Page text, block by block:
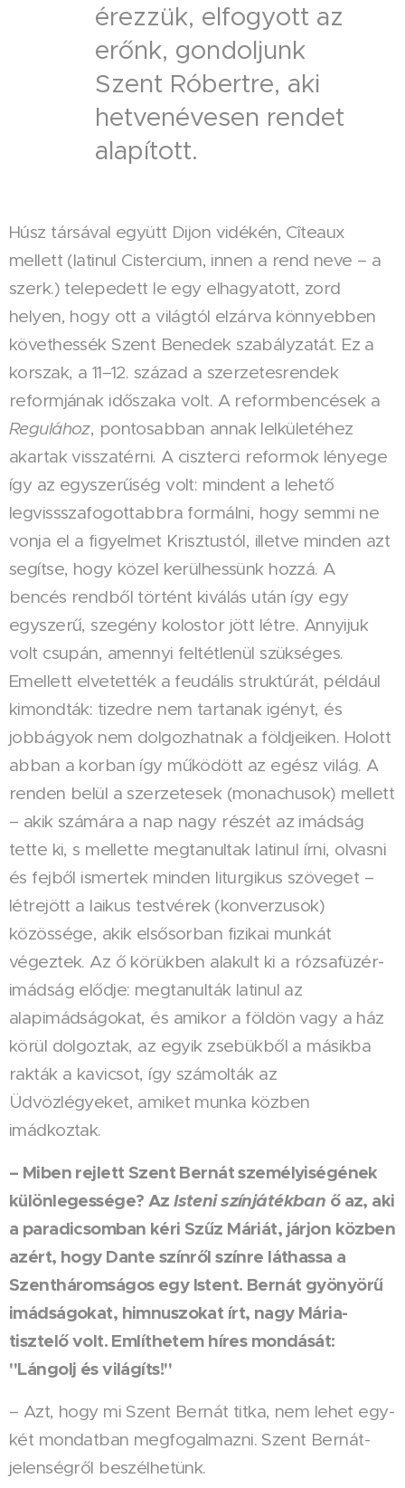
érezzük, elfogyott az
erőnk, gondoljunk
Szent Róbertre, aki
hetvenévesen rendet
alapított.
Húsz társával együtt Dijon vidékén, Cîteaux
mellett (latinul Cistercium, innen a rend neve – a
szerk.) telepedett le egy elhagyatott, zord
helyen, hogy ott a világtól elzárva könnyebben
követhessék Szent Benedek szabályzatát. Ez a
korszak, a 11–12. század a szerzetesrendek
reformjának időszaka volt. A reformbencések a
Regulához, pontosabban annak lelkületéhez
akartak visszatérni. A ciszterci reformok lényege
így az egyszerűség volt: mindent a lehető
legvissszafogottabbra formálni, hogy semmi ne
vonja el a figyelmet Krisztustól, illetve minden azt
segítse, hogy közel kerülhessünk hozzá. A
bencés rendből történt kiválás után így egy
egyszerű, szegény kolostor jött létre. Annyijuk
volt csupán, amennyi feltétlenül szükséges.
Emellett elvetették a feudális struktúrát, például
kimondták: tizedre nem tartanak igényt, és
jobbágyok nem dolgozhatnak a földjeiken. Holott
abban a korban így működött az egész világ. A
renden belül a szerzetesek (monachusok) mellett
– akik számára a nap nagy részét az imádság
tette ki, s mellette megtanultak latinul írni, olvasni
és fejből ismertek minden liturgikus szöveget –
létrejött a laikus testvérek (konverzusok)
közössége, akik elsősorban fizikai munkát
végeztek. Az ő körükben alakult ki a rózsafüzér-
imádság elődje: megtanulták latinul az
alapimádságokat, és amikor a földön vagy a ház
körül dolgoztak, az egyik zsebükből a másikba
rakták a kavicsot, így számolták az
Üdvözlégyeket, amiket munka közben
imádkoztak.
– Miben rejlett Szent Bernát személyiségének
különlegessége? AzIsteni színjátékban ő az, aki
a paradicsomban kéri Szűz Máriát, járjon közben
azért, hogy Dante színről színre láthassa a
Szentháromságos egy Istent. Bernát gyönyörű
imádságokat, himnuszokat írt, nagy Mária-
tisztelő volt. Említhetem híres mondását:
"Lángolj és világíts!"
– Azt, hogy mi Szent Bernát titka, nem lehet egy-
két mondatban megfogalmazni. Szent Bernát-
jelenségről beszélhetünk.